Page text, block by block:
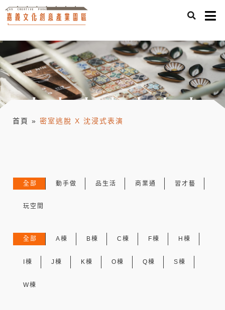
首頁 » 密室逃脫 X 沈浸式表演
全部 動手做 品生活 商業通 習才藝
玩空間
全部 A棟 B棟 C棟 F棟 H棟
I棟 J棟 K棟 O棟 Q棟 S棟
W棟